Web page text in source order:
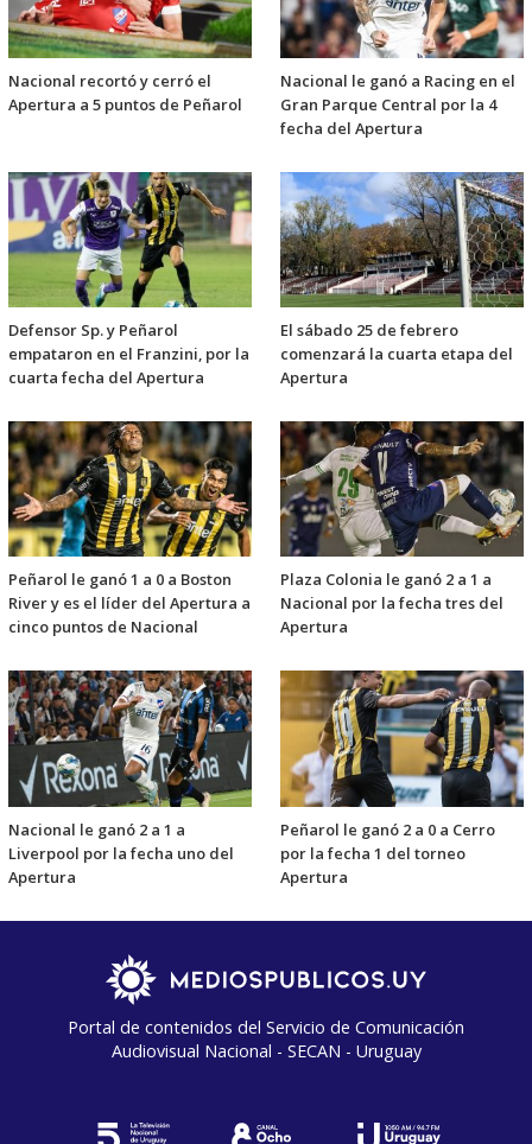
Nacional recortó y cerró el
Apertura a 5 puntos de Peñarol
Nacional le ganó a Racing en el
Gran Parque Central por la 4
fecha del Apertura
Defensor Sp. y Peñarol
empataron en el Franzini, por la
cuarta fecha del Apertura
El sábado 25 de febrero
comenzará la cuarta etapa del
Apertura
Peñarol le ganó 1 a 0 a Boston
River y es el líder del Apertura a
cinco puntos de Nacional
Plaza Colonia le ganó 2 a 1 a
Nacional por la fecha tres del
Apertura
Nacional le ganó 2 a 1 a
Liverpool por la fecha uno del
Apertura
Peñarol le ganó 2 a 0 a Cerro
por la fecha 1 del torneo
Apertura
Portal de contenidos del Servicio de Comunicación
Audiovisual Nacional - SECAN - Uruguay